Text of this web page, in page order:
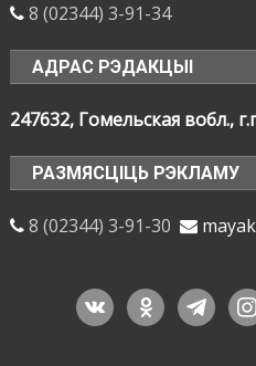
8 (02344) 3-91-34
АДРАС РЭДАКЦЫІ
247632, Гомельская вобл.,
РАЗМЯСЦІЦЬ РЭКЛАМУ
8 (02344) 3-91-30
vkontakteodnoklassniki
telegram